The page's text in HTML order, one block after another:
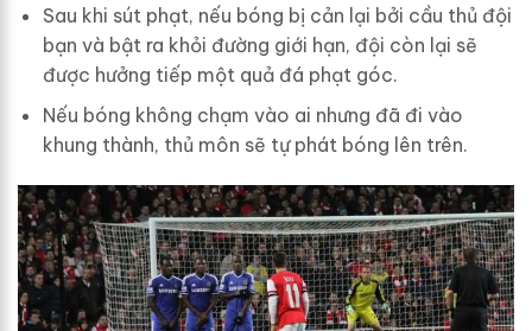
Sau khi sút phạt, nếu bóng bị cản lại bởi cầu thủ đội
bạn và bật ra khỏi đường giới hạn, đội còn lại sẽ
được hưởng tiếp một quả đá phạt góc.
Nếu bóng không chạm vào ai nhưng đã đi vào
khung thành, thủ môn sẽ tự phát bóng lên trên.